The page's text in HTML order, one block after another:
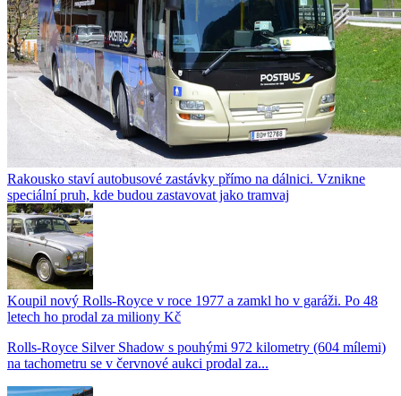
Rakousko staví autobusové zastávky přímo na dálnici. Vznikne
speciální pruh, kde budou zastavovat jako tramvaj
Koupil nový Rolls-Royce v roce 1977 a zamkl ho v garáži. Po 48
letech ho prodal za miliony Kč
Rolls-Royce Silver Shadow s pouhými 972 kilometry (604 mílemi)
na tachometru se v červnové aukci prodal za...